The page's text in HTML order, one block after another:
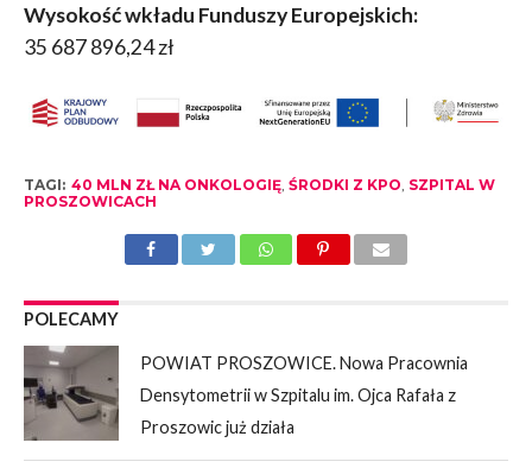
Wysokość wkładu Funduszy Europejskich:
35 687 896,24 zł
TAGI: 40 MLN ZŁ NA ONKOLOGIĘ, ŚRODKI Z KPO SZPITAL W
PROSZOWICACH
POLECAMY
POWIAT PROSZOWICE. Nowa Pracownia
Densytometrii w Szpitalu im. Ojca Rafała z
Proszowic już działa